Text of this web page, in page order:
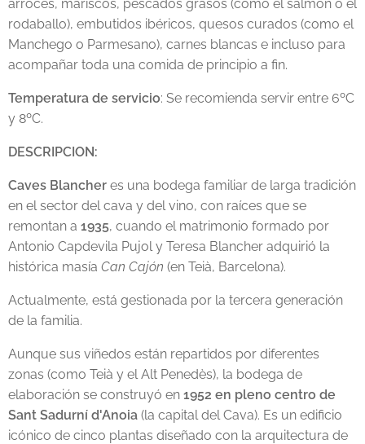
arroces, mariscos, pescados grasos (como el salmón o el
rodaballo), embutidos ibéricos, quesos curados (como el
Manchego o Parmesano), carnes blancas e incluso para
acompañar toda una comida de principio a fin.
Temperatura de servicio: Se recomienda servir entre 6ºC
y 8ºC.
DESCRIPCION:
Caves Blancher es una bodega familiar de larga tradición
en el sector del cava y del vino, con raíces que se
remontan a 1935, cuando el matrimonio formado por
Antonio Capdevila Pujol y Teresa Blancher adquirió la
histórica masía Can Cajón (en Teià, Barcelona).
Actualmente, está gestionada por la tercera generación
de la familia.
Aunque sus viñedos están repartidos por diferentes
zonas (como Teià y el Alt Penedès), la bodega de
elaboración se construyó en 1952 en pleno centro de
Sant Sadurní d'Anoia (la capital del Cava). Es un edificio
icónico de cinco plantas diseñado con la arquitectura de